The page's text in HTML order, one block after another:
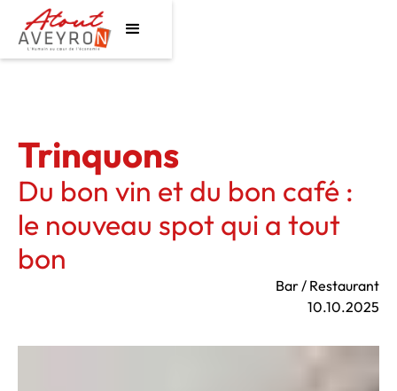
Trinquons
Du bon vin et du bon café :
le nouveau spot qui a tout
bon
Bar / Restaurant
10.10.2025